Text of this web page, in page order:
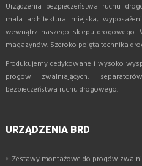
Urządzenia bezpieczeństwa ruchu
mała architektura miejska,
wewnątrz naszego sklepu
magazynów. Szeroko pojęta technika
Produkujemy dedykowane i wysoko
progów zwalniających,
bezpieczeństwa ruchu drogowego.
URZĄDZENIA BRD
Zestawy montażowe do progów